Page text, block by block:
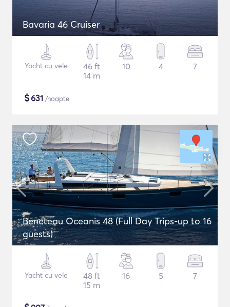
Bavaria 46 Cruiser
Yacht cu vele
46 ft
14 m
10 4 7
$631 /noapte
Beneteau Oceanis 48 (Full Day Trips-up to 16
guests)
Yacht cu vele
48 ft
15 m
16 5 7